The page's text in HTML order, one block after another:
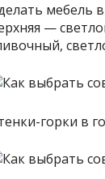
мебель
—
горки в